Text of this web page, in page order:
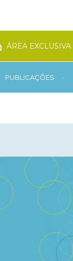
ÁREA EXCLUSIVA
PUBLICAÇÕES •